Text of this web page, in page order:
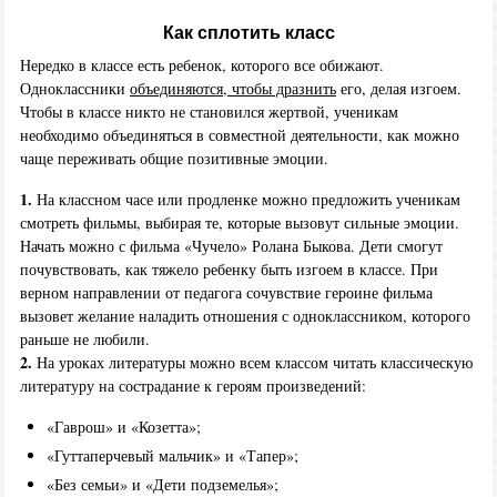
Как сплотить класс
Нередко в классе есть ребенок, которого все обижают.
Одноклассники объединяются, чтобы дразнитьего, делая изгоем.
Чтобы в классе никто не становился жертвой, ученикам
необходимо объединяться в совместной деятельности, как можно
чаще переживать общие позитивные эмоции.
1. На классном часе или продленке можно предложить ученикам
смотреть фильмы, выбирая те, которые вызовут сильные эмоции.
Начать можно с фильма «Чучело» Ролана Быкова. Дети смогут
почувствовать, как тяжело ребенку быть изгоем в классе. При
верном направлении от педагога сочувствие героине фильма
вызовет желание наладить отношения с одноклассником, которого
раньше не любили.
2. На уроках литературы можно всем классом читать классическую
литературу на сострадание к героям произведений:
«Гаврош» и «Козетта»;
«Гуттаперчевый мальчик» и «Тапер»;
«Без семьи» и «Дети подземелья»;